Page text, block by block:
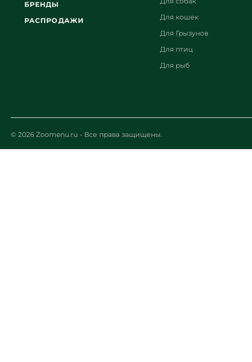
БРЕНДЫ
РАСПРОДАЖИ Для кошек
Для Грызунов
Для птиц
Для рыб
© 2026 Zoomenu.ru - Все права защищены.